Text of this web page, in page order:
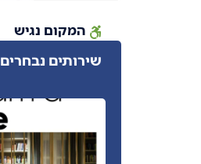
המקום נגיש
שירותים נבחרים